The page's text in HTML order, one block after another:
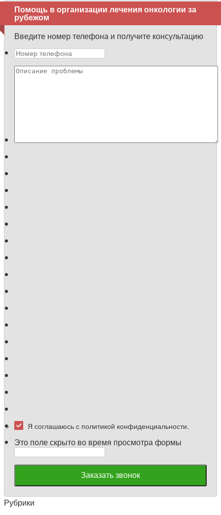
Помощь в организации лечения онкологии за
рубежом
Введите номер телефона и получите консультацию
Я соглашаюсь с политикой конфиденциальности.
Это поле скрыто во время просмотра формы
Рубрики